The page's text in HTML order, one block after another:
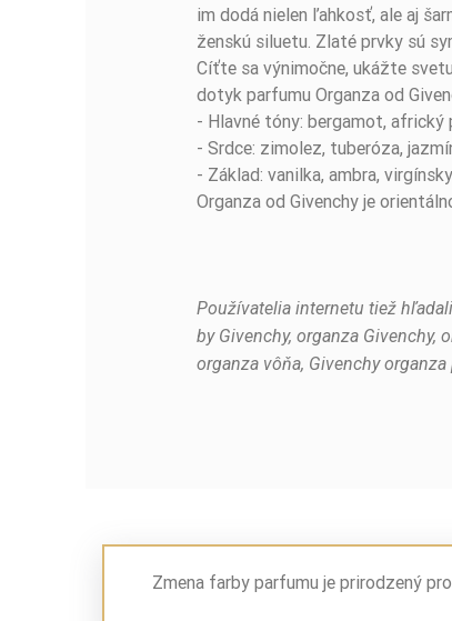
im dodá nielen ľahkosť, ale aj
ženskú siluetu. Zlaté prvky sú
Cíťte sa výnimočne, ukážte
dotyk parfumu Organza od
- Hlavné tóny: bergamot, africký
- Srdce: zimolez, tuberóza,
- Základ: vanilka, ambra,
Organza od Givenchy je
Používatelia internetu tiež
by Givenchy, organza Givenchy,
organza vôňa, Givenchy
Zmena farby parfumu je prirodzený